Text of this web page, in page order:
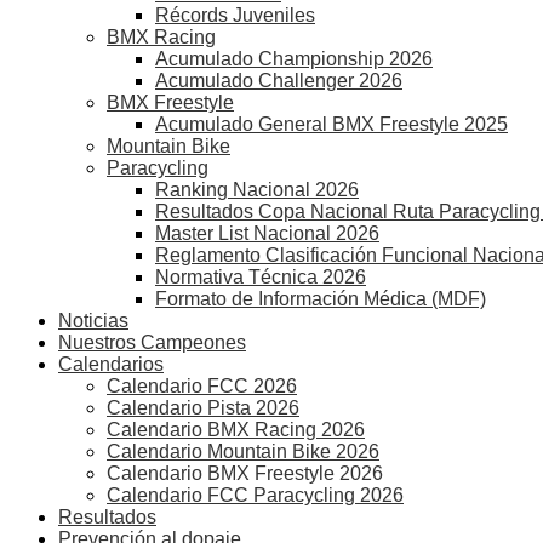
Récords Juveniles
BMX Racing
Acumulado Championship 2026
Acumulado Challenger 2026
BMX Freestyle
Acumulado General BMX Freestyle 2025
Mountain Bike
Paracycling
Ranking Nacional 2026
Resultados Copa Nacional Ruta
Master List Nacional 2026
Reglamento Clasificación Funcional Nacional
Normativa Técnica 2026
Formato de Información Médica (MDF)
Noticias
Nuestros Campeones
Calendarios
Calendario FCC 2026
Calendario Pista 2026
Calendario BMX Racing 2026
Calendario Mountain Bike 2026
Calendario BMX Freestyle 2026
Calendario FCC Paracycling 2026
Resultados
Prevención al dopaje